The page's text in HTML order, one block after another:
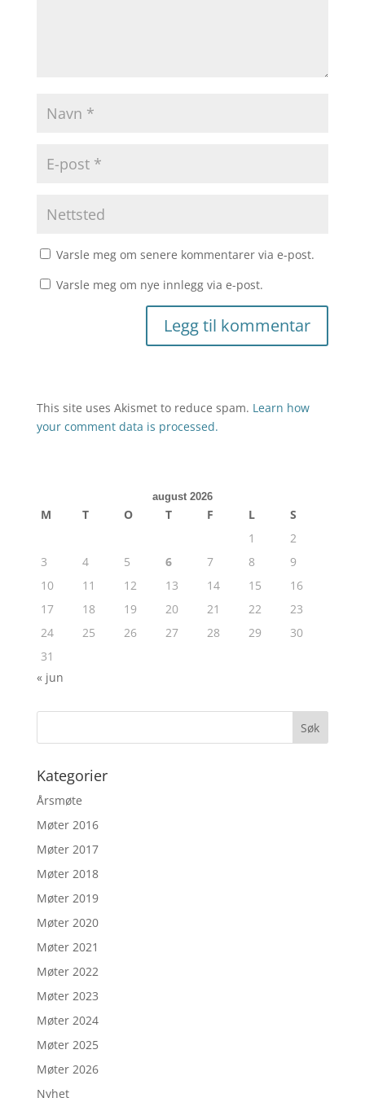
Varsle meg om senere kommentarer via e-post.
Varsle meg om nye innlegg via e-post.
This site uses Akismet to reduce spam. Learn how
your comment data is processed.
august 2026
M T O T F L
S
1
2
3
4 5 6 7 8
9
10
11 12 13 14 15
16
17
18 19 20 21 22
23
24
25 26 27 28 29
30
31
« jun
Kategorier
Årsmøte
Møter 2016
Møter 2017
Møter 2018
Møter 2019
Møter 2020
Møter 2021
Møter 2022
Møter 2023
Møter 2024
Møter 2025
Møter 2026
Nyhet